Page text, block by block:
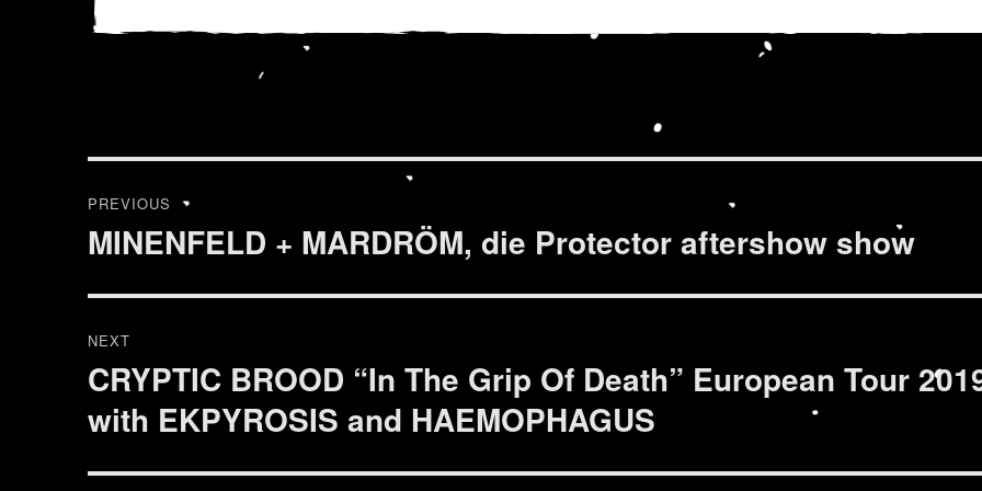
navigation
PREVIOUS
Previous
MINENFELD + MARDRÖM, die Protector aftershow show
NEXT
Next
post:
CRYPTIC BROOD “In The Grip Of Death” European Tour
with EKPYROSIS and HAEMOPHAGUS